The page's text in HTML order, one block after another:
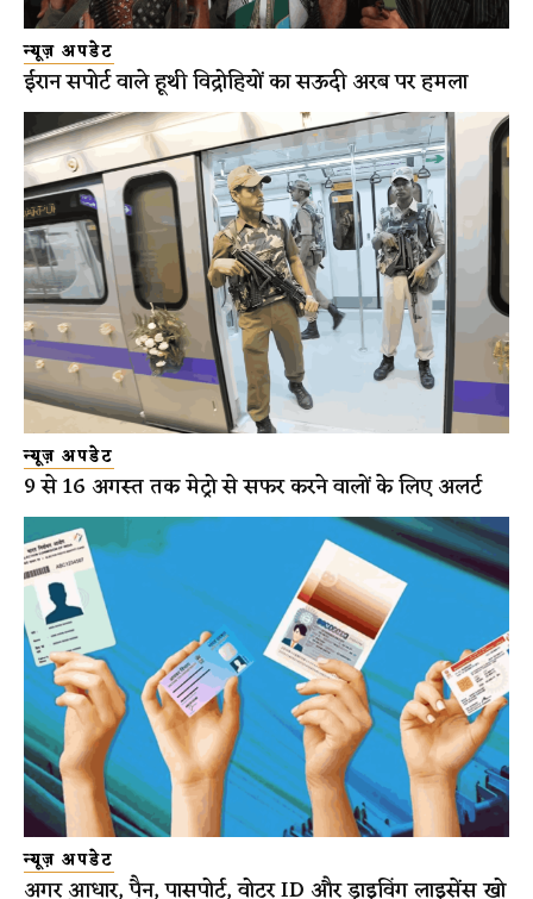
न्यूज़ अपडेट
ईरान सपोर्ट वाले हूथी विद्रोहियों का सऊदी अरब पर हमला
न्यूज़ अपडेट
9 से 16 अगस्त तक मेट्रो से सफर करने वालों के लिए अलर्ट
न्यूज़ अपडेट
अगर आधार, पैन, पासपोर्ट, वोटर ID और ड्राइविंग लाइसेंस खो